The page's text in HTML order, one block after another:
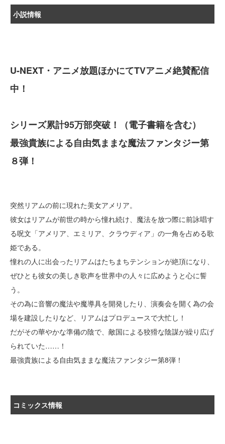
小説情報
U-NEXT・アニメ放題ほかにてTVアニメ絶賛配信
中！
シリーズ累計95万部突破！（電子書籍を含む）
最強貴族による自由気ままな魔法ファンタジー第
８弾！
突然リアムの前に現れた美女アメリア。
彼女はリアムが前世の時から憧れ続け、魔法を放つ際に前詠唱す
る呪文「アメリア、エミリア、クラウディア」の一角を占める歌
姫である。
憧れの人に出会ったリアムはたちまちテンションが絶頂になり、
ぜひとも彼女の美しき歌声を世界中の人々に広めようと心に誓
う。
その為に音響の魔法や魔導具を開発したり、演奏会を開く為の会
場を建設したりなど、リアムはプロデュースで大忙し！
だがその華やかな準備の陰で、敵国による狡猾な陰謀が繰り広げ
られていた……！
最強貴族による自由気ままな魔法ファンタジー第8弾！
コミックス情報